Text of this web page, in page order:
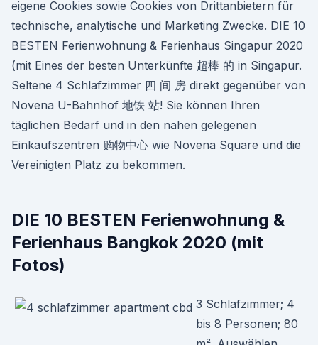
eigene Cookies sowie Cookies von Drittanbietern für
technische, analytische und Marketing Zwecke. DIE 10
BESTEN Ferienwohnung & Ferienhaus Singapur 2020
(mit Eines der besten Unterkünfte 超棒 的 in Singapur.
Seltene 4 Schlafzimmer 四 间 房 direkt gegenüber von
Novena U-Bahnhof 地铁 站! Sie können Ihren
täglichen Bedarf und in den nahen gelegenen
Einkaufszentren 购物中心 wie Novena Square und die
Vereinigten Platz zu bekommen.
DIE 10 BESTEN Ferienwohnung &
Ferienhaus Bangkok 2020 (mit
Fotos)
3 Schlafzimmer; 4
bis 8 Personen; 80